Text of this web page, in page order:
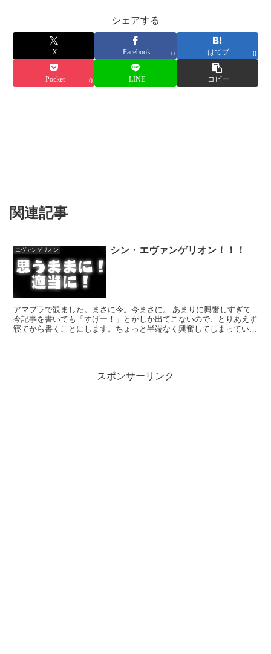
シェアする
X Facebook 0 はてブ 0
Pocket 0 LINE コピー
関連記事
エヴァンゲリオン シン・エヴァンゲリオン！！！
アマプラで観ました。まさに今。今まさに。 あまりに興奮しすぎて
今記事を書いても「すげー！」とかしか出てこないので、とりあえず
寝てから書くことにします。ちょっと半端なく興奮してしまってい
スポンサーリンク